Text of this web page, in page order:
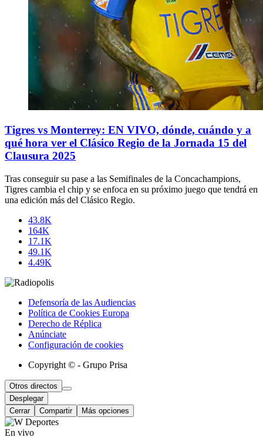
Tigres vs Monterrey: EN VIVO, dónde, cuándo y a
qué hora ver el Clásico Regio de la Jornada 15 del
Clausura 2025
Tras conseguir su pase a las Semifinales de la Concachampions,
Tigres cambia el chip y se enfoca en su próximo juego que tendrá en
una edición más del Clásico Regio.
43.8K
164K
17.1K
49.1K
4.49K
Defensoría de las Audiencias
Política de Cookies Europa
Derecho de Réplica
Anúnciate
Configuración de cookies
Copyright © - Grupo Prisa
Otros directos
Desplegar
Cerrar
Compartir Más opciones
En vivo